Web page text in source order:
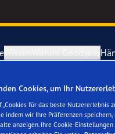
Wissen
Reifenpflege
Warum Goodyear
erforscht Schnee
gratis– Goodyear
Cookies, um Ihr
„Cookies für das beste Nutzererlebnis
indem wir Ihre Präferenzen
anzeigen. Ihre Cookie-